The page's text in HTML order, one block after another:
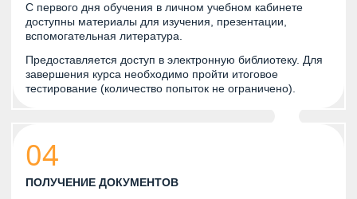
С первого дня обучения в личном учебном кабинете
доступны материалы для изучения, презентации,
вспомогательная литература.
Предоставляется доступ в электронную библиотеку. Для
завершения курса необходимо пройти итоговое
тестирование (количество попыток не ограничено).
04
ПОЛУЧЕНИЕ ДОКУМЕНТОВ